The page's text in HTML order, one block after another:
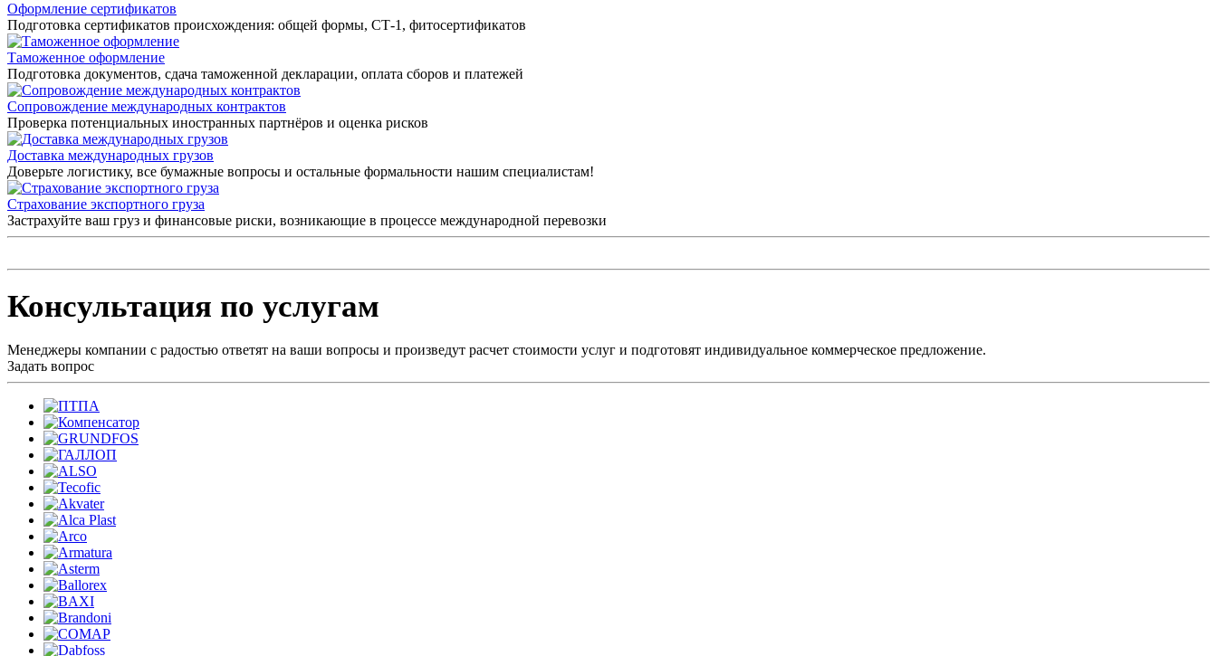
Оформление сертификатов
Подготовка сертификатов происхождения: общей формы, СТ-1, фитосертификатов
Таможенное оформление
Подготовка документов, сдача таможенной декларации, оплата сборов и платежей
Сопровождение международных контрактов
Проверка потенциальных иностранных партнёров и оценка рисков
Доставка международных грузов
Доверьте логистику, все бумажные вопросы и остальные формальности нашим специалистам!
Страхование экспортного груза
Застрахуйте ваш груз и финансовые риски, возникающие в процессе международной перевозки
Консультация по услугам
Менеджеры компании с радостью ответят на ваши вопросы и произведут расчет стоимости услуг и подготовят индивидуальное коммерческое предложение.
Задать вопрос